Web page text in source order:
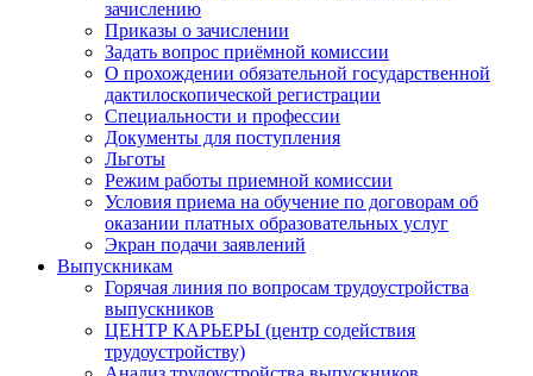
зачислению
Приказы о зачислении
Задать вопрос приёмной комиссии
О прохождении обязательной государственной
дактилоскопической регистрации
Специальности и профессии
Документы для поступления
Льготы
Режим работы приемной комиссии
Условия приема на обучение по договорам об
оказании платных образовательных услуг
Экран подачи заявлений
Выпускникам
Горячая линия по вопросам трудоустройства
выпускников
ЦЕНТР КАРЬЕРЫ (центр содействия
трудоустройству)